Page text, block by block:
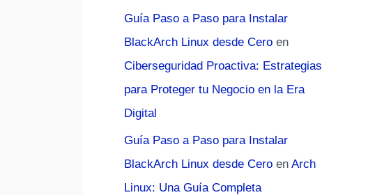
Guía Paso a Paso para Instalar
BlackArch Linux desde Cero en
Ciberseguridad Proactiva: Estrategias
para Proteger tu Negocio en la Era
Digital
Guía Paso a Paso para Instalar
BlackArch Linux desde Cero en Arch
Linux: Una Guía Completa